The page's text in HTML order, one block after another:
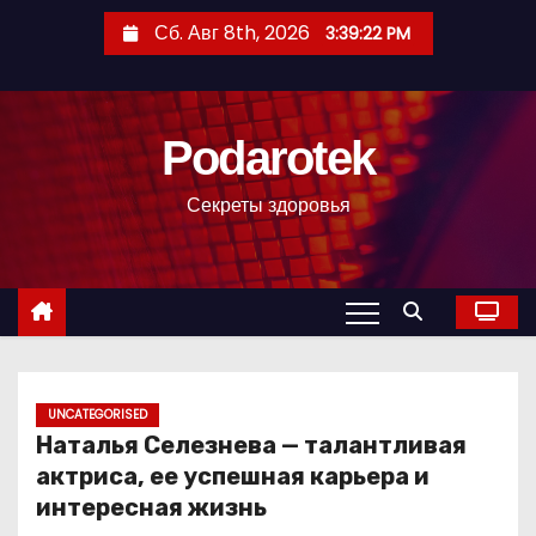
с
Сб. Авг 8th, 2026 3:39:22 PM
Podarotek
Секреты здоровья
UNCATEGORISED
Наталья Селезнева — талантливая
актриса, ее успешная карьера и
интересная жизнь